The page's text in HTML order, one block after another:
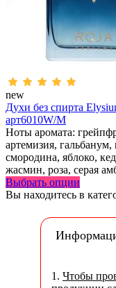
new
Духи без спирта
арт6010W/M
Ноты аромата:
артемизия,
смородина, яблоко,
жасмин, роза, серая
Выбрать опции
Вы находитесь в
1. Чтобы